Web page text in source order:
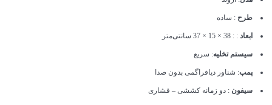
طرح : ساده
ابعاد : : 38 × 15 × 37 سانتی‌متر
سیستم تخلیه: سریع
پمپ: شناور دیافراگمی بدون صدا
سیفون : دو زمانه کششی – فشاری